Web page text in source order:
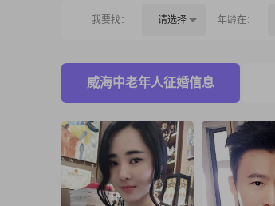
我要找： 请选择 年龄在：
威海中老年人征婚信息